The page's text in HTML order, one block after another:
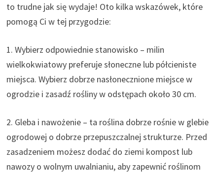
to trudne jak się wydaje! Oto kilka wskazówek, które
pomogą Ci w tej przygodzie:
1. Wybierz odpowiednie stanowisko – milin
wielkokwiatowy preferuje słoneczne lub półcieniste
miejsca. Wybierz dobrze nasłonecznione miejsce w
ogrodzie i zasadź rośliny w odstępach około 30 cm.
2. Gleba i nawożenie – ta roślina dobrze rośnie w glebie
ogrodowej o dobrze przepuszczalnej strukturze. Przed
zasadzeniem możesz dodać do ziemi kompost lub
nawozy o wolnym uwalnianiu, aby zapewnić roślinom